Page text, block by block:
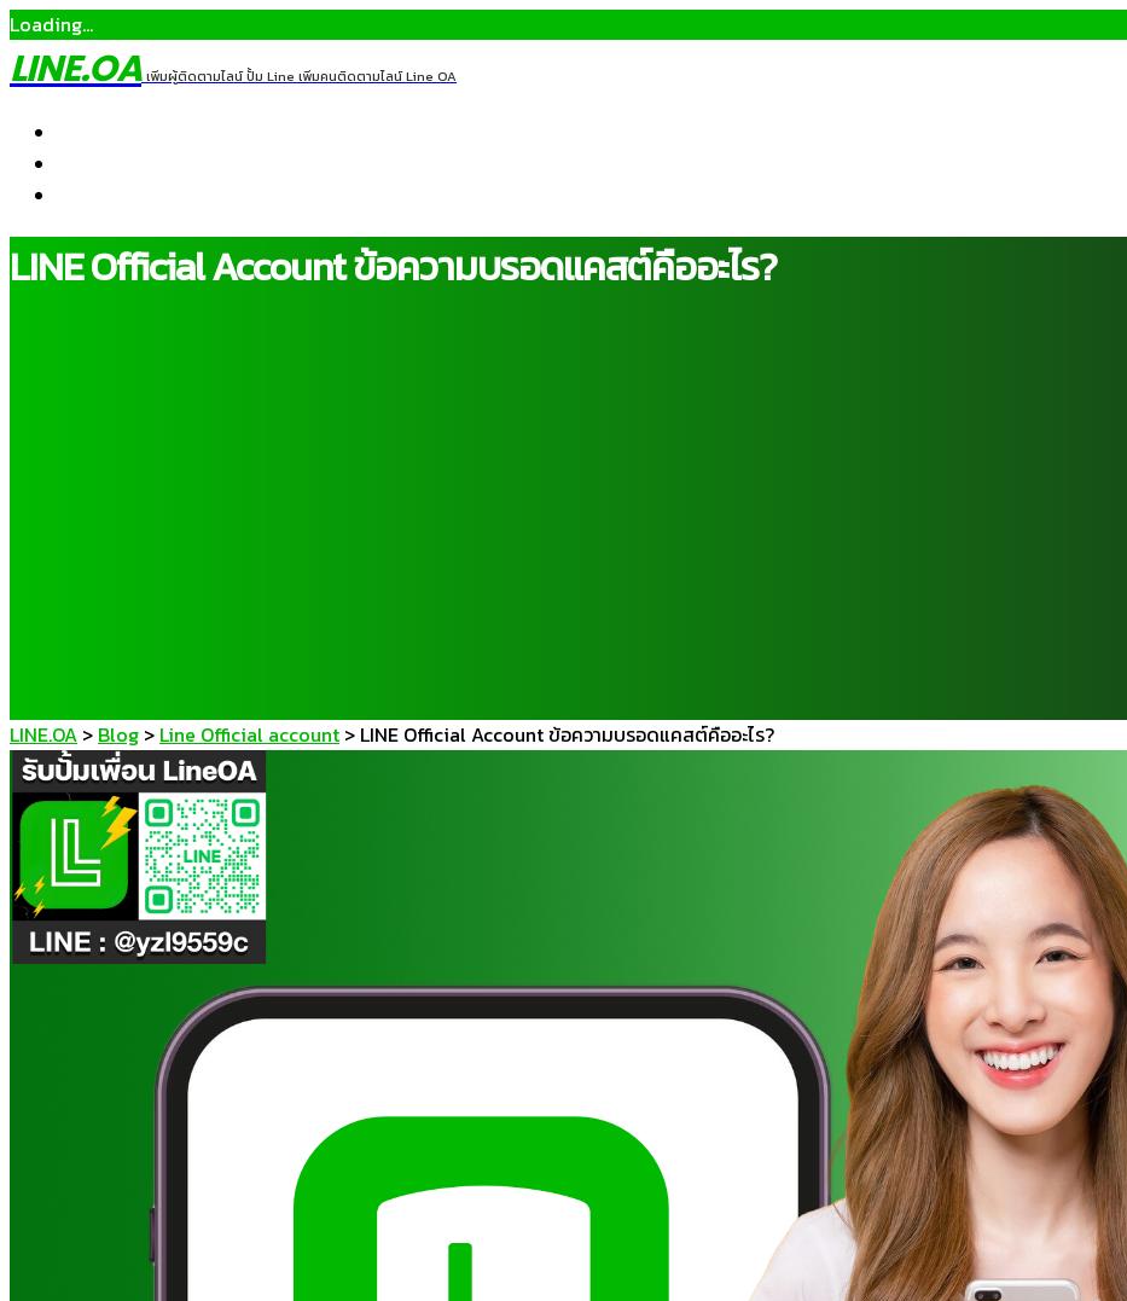
Loading...
LINE.OA เพิ่มผู้ติดตามไลน์ ปั้ม Line เพิ่มคนติดตามไลน์ Line OA
LINE Official Account ข้อความบรอดแคสต์คืออะไร?
LINE.OA > Blog > Line Official account > LINE Official Account ข้อความบรอดแคสต์คืออะไร?